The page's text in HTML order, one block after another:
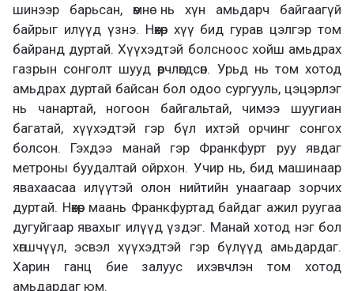
шинээр барьсан, өмнө нь хүн амьдарч байгаагүй
байрыг илүүд үзнэ. Нөхөр хүү бид гурав цэлгэр том
байранд дуртай. Хүүхэдтэй болсноос хойш амьдрах
газрын сонголт шууд өөрчлөгдсөн. Урьд нь том хотод
амьдрах дуртай байсан бол одоо сургууль, цэцэрлэг
нь чанартай, ногоон байгальтай, чимээ шуугиан
багатай, хүүхэдтэй гэр бүл ихтэй орчинг сонгох
болсон. Гэхдээ манай гэр Франкфурт руу явдаг
метроны буудалтай ойрхон. Учир нь, бид машинаар
явахаасаа илүүтэй олон нийтийн унаагаар зорчих
дуртай. Нөхөр маань Франкфуртад байдаг ажил руугаа
дугуйгаар явахыг илүүд үздэг. Манай хотод нэг бол
хөгшчүүл, эсвэл хүүхэдтэй гэр бүлүүд амьдардаг.
Харин ганц бие залуус ихэвчлэн том хотод
амьдардаг юм.